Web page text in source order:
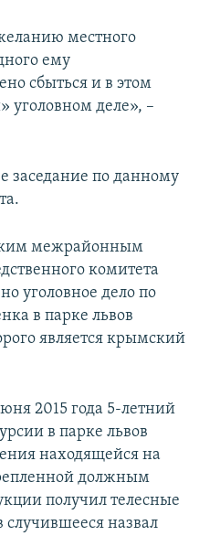
местного
ему
сбыться и в этом
деле», –
заседание по данному
межрайонным
комитета
уголовное дело по
в парке львов
является крымский
2015 года 5-летний
в парке львов
находящейся на
должным
получил телесные
назвал